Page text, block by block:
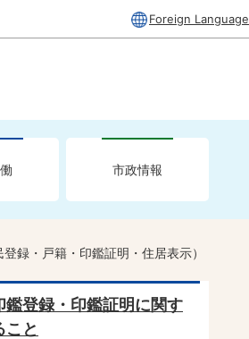
Foreign Language
市政情報
録・戸籍・印鑑証明・住居表示）
鑑登録・印鑑証明に関す
こと